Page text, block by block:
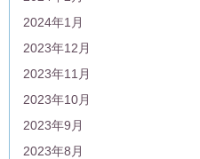
2024年1月
2023年12月
2023年11月
2023年10月
2023年9月
2023年8月